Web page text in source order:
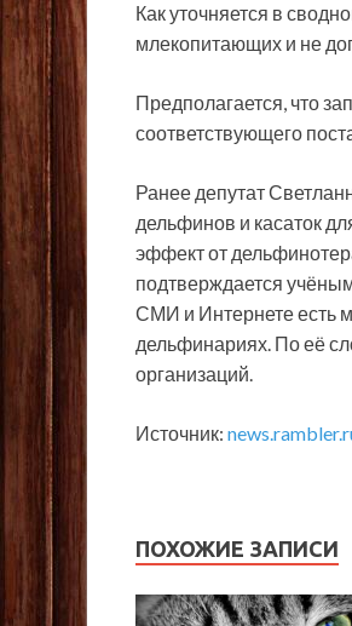
Как уточняется в
млекопитающих и не
Предполагается, что
соответствующего
Ранее депутат
дельфинов и касаток
эффект от
подтверждается
СМИ и Интернете есть
дельфинариях. По её
организаций.
Источник:
ПОХОЖИЕ ЗАПИСИ